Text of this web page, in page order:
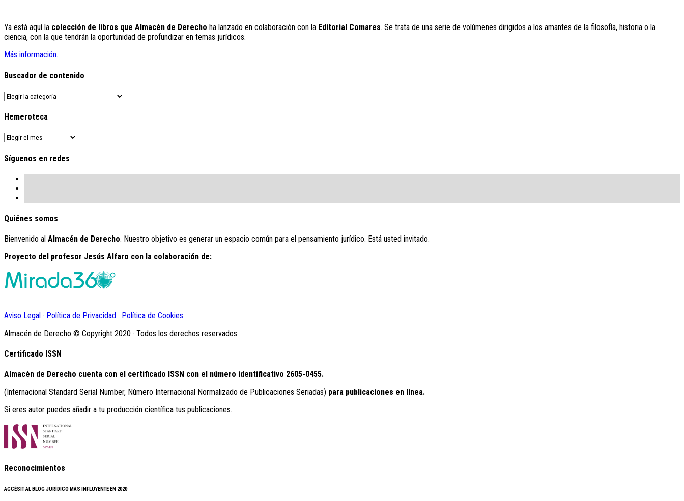
Ya está aquí la colección de libros que Almacén de Derecho ha lanzado en colaboración con la Editorial Comares. Se trata de una serie de volúmenes dirigidos a los amantes de la filosofía, historia o la
ciencia, con la que tendrán la oportunidad de profundizar en temas jurídicos.
Más información.
Buscador de contenido
Buscador
contenido
Hemeroteca
Hemeroteca
Síguenos en redes
Quiénes somos
Bienvenido al Almacén de Derecho. Nuestro objetivo es generar un espacio común para el pensamiento jurídico. Está usted invitado.
Proyecto del profesor Jesús Alfaro con la colaboración de:
Aviso Legal · Política de Privacidad · Política de Cookies
Almacén de Derecho © Copyright 2020 · Todos los derechos reservados
Certificado ISSN
Almacén de Derecho cuenta con el certificado ISSN con el número identificativo 2605-0455.
(Internacional Standard Serial Number, Número Internacional Normalizado de Publicaciones Seriadas) para publicaciones en línea.
Si eres autor puedes añadir a tu producción científica tus publicaciones.
Reconocimientos
ACCÉSIT AL BLOG JURÍDICO MÁS INFLUYENTE EN 2020